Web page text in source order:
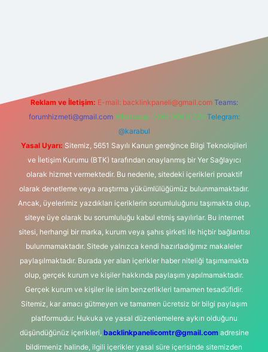
Reklam ve İletişim: E-mail: backlinkpaneli@gmail.com Teams:
forumhizmeti@gmail.com Whatsapp: 0262 606 0 726 Telegram:
@karabul
Yasal Uyarı: Sitemiz, 5651 Sayılı Kanun gereğince Bilgi Teknolojileri
ve İletişim Kurumu (BTK) tarafından onaylanmış bir Yer Sağlayıcı
olarak hizmet vermektedir. Bu nedenle, sitedeki içerikleri proaktif
olarak denetleme veya araştırma yükümlülüğümüz bulunmamaktadır.
Ancak, üyelerimiz yazdıkları içeriklerin sorumluluğunu taşımakta olup,
siteye üye olarak bu sorumluluğu kabul etmiş sayılırlar. Bu internet
sitesi, herhangi bir marka, kurum veya şahıs şirketi ile hiçbir bağlantısı
bulunmamaktadır. Sitede yalnızca kendi hazırladığımız makaleler
paylaşılmaktadır. Burada yer alan içerikler haber niteliği taşımamakta
olup, gerçek kurum ve kişiler hakkında paylaşım yapılmamaktadır.
Gerçek kurum ve kişiler ile isim benzerlikleri tamamen tesadüfidir.
Sitemiz, kar amacı gütmeyen ve tamamen ücretsiz bir bilgi paylaşım
platformudur. Hukuka ve yasal düzenlemelere aykırı olduğunu
düşündüğünüz içerikleri, backlinkpanelicomtr@gmail.comadresine
bildirmeniz halinde, ilgili içerikler yasal süre içerisinde sitemizden